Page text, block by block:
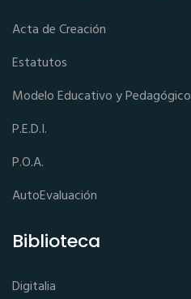
Acta de Creación
Estatutos
Modelo Educativo y Pedagógico
P.E.D.I.
P.O.A.
AutoEvaluación
Biblioteca
Digitalia